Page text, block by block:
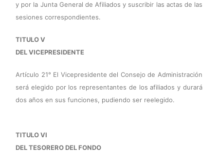
y por la Junta General de Afiliados y suscribir las actas de las
sesiones correspondientes.
TITULO V
DEL VICEPRESIDENTE
Artículo 21° El Vicepresidente del Consejo de Administración
será elegido por los representantes de los afiliados y durará
dos años en sus funciones, pudiendo ser reelegido.
TITULO VI
DEL TESORERO DEL FONDO